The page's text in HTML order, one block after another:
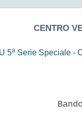
CENTRO
5a Serie Speciale -